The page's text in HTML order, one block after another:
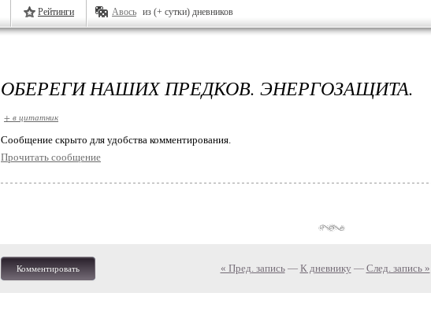
Рейтинги Авось из (+ сутки) дневников
ОБЕРЕГИ НАШИХ ПРЕДКОВ. ЭНЕРГОЗАЩИТА.
+ в цитатник
Cообщение скрыто для удобства комментирования.
Прочитать сообщение
Комментировать « Пред. запись— К дневнику — След. запись »